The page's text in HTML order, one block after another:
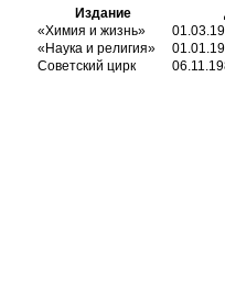
Издание
«Химия и жизнь»
«Наука и религия»
Советский цирк